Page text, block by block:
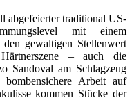
abgefeierter traditional US-
mit einem
gewaltigen Stellenwert
– auch die
Sandoval am Schlagzeug
Arbeit auf
kommen Stücke der